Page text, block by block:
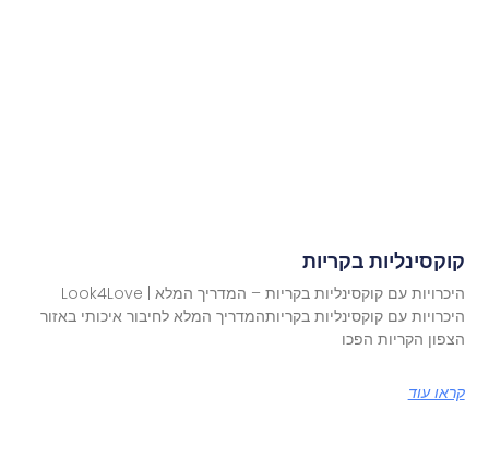
קוקסינליות בקריות
היכרויות עם קוקסינליות בקריות – המדריך המלא | Look4Love
היכרויות עם קוקסינליות בקריותהמדריך המלא לחיבור איכותי באזור
הצפון הקריות הפכו
קראו עוד